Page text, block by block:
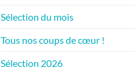
Sélection du mois
Tous nos coups de cœur !
Sélection 2026